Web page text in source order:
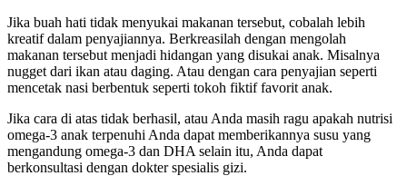
Jika buah hati tidak menyukai makanan tersebut, cobalah lebih
kreatif dalam penyajiannya. Berkreasilah dengan mengolah
makanan tersebut menjadi hidangan yang disukai anak. Misalnya
nugget dari ikan atau daging. Atau dengan cara penyajian seperti
mencetak nasi berbentuk seperti tokoh fiktif favorit anak.
Jika cara di atas tidak berhasil, atau Anda masih ragu apakah nutrisi
omega-3 anak terpenuhi Anda dapat memberikannya susu yang
mengandung omega-3 dan DHA selain itu, Anda dapat
berkonsultasi dengan dokter spesialis gizi.